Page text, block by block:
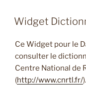
Widget
Ce Widget pour le
consulter le
Centre National de
(http://www.cnrtl.fr/